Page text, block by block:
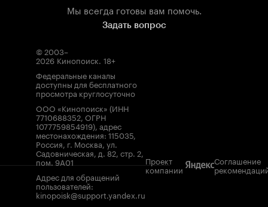
Мы всегда готовы вам помочь.
Задать вопрос
© 2003–
2026 Кинопоиск. 18+
Федеральные каналы
доступны для бесплатного
просмотра круглосуточно
ООО «Кинопоиск» (ИНН
7710688352, ОГРН
1077759854919), адрес
местонахождения: 115035,
Россия, г. Москва, ул.
Садовническая, д. 82, стр. 2,
пом. 9А01
Адрес для обращений
пользователей:
kinopoisk@support.yandex.ru
Проект
компании
Соглашение